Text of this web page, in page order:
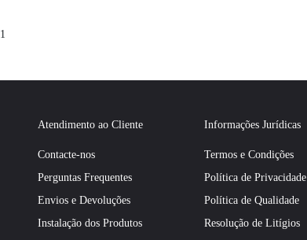
1
Atendimento ao Cliente
Contacte-nos
Perguntas Frequentes
Envios e Devoluções
Instalação dos Produtos
Informações Jurídicas
Termos e Condições
Política de Privacidade
Política de Qualidade
Resolução de Litígios